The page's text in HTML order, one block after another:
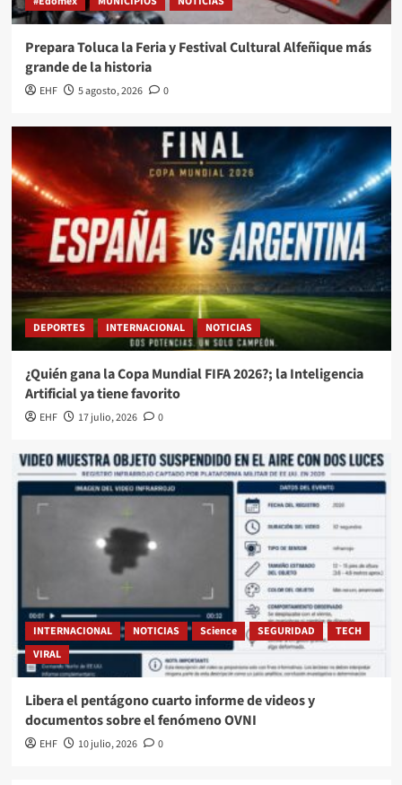
Prepara Toluca la Feria y Festival Cultural Alfeñique más
grande de la historia
EHF 5 agosto, 2026 0
DEPORTES INTERNACIONAL NOTICIAS
¿Quién gana la Copa Mundial FIFA 2026?; la Inteligencia
Artificial ya tiene favorito
EHF 17 julio, 2026 0
INTERNACIONAL NOTICIAS Science SEGURIDAD
TECH
VIRAL
Libera el pentágono cuarto informe de videos y
documentos sobre el fenómeno OVNI
EHF 10 julio, 2026 0